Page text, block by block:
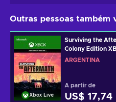
Outras pessoas também
Xbox Live
Surviving the
Colony Edition
ARGENTINA
ARGENTINA
A partir de
US$ 17,74